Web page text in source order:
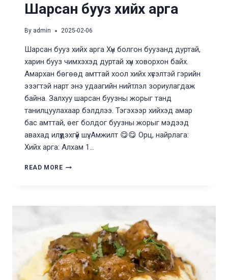
Шарсан бууз хийх арга
By admin 2025-02-06
Шарсан бууз хийх арга Хүн болгон буузанд дуртай,
харин бууз чимхэхэд дуртай хүн ховорхон байх.
Амархан бөгөөд амттай хоол хийх хүсэлтэй гэрийн
эзэгтэй нарт энэ удаагийн нийтлэл зориулагдаж
байна. Залхуу шарсан буузны жорыг танд
танилцуулахаар бэлдлээ. Тэгэхээр хийхэд амар
бас амттай, өег болдог буузны жорыг мэдээд
авахад илүүдэхгүй шүү. Амжилт 😋😋 Орц, найрлага:
Хийх арга: Алхам 1…
READ MOREШАРСАН